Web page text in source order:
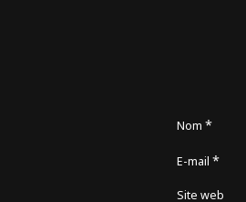
Nom*
E-mail*
Site web